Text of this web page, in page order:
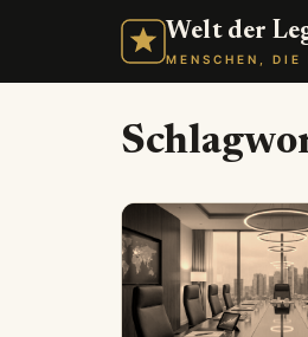
Welt der
MENSCHEN, DIE